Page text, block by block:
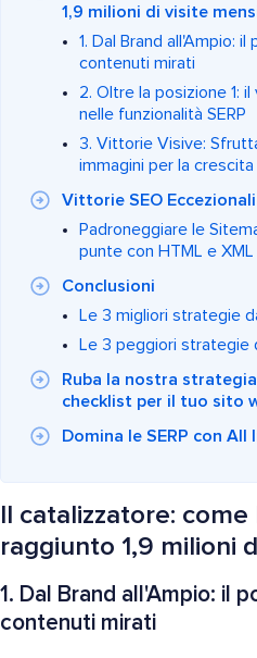
1,9 milioni di visite
1. Dal Brand all'Ampio:
contenuti mirati
2. Oltre la posizione 1:
nelle funzionalità SERP
3. Vittorie Visive:
immagini per la
Vittorie SEO Eccezionali
Padroneggiare le
punte con HTML e XML
Conclusioni
Le 3 migliori strategie
Le 3 peggiori strategie
Ruba la nostra
checklist per il tuo sito
Domina le SERP con All
Il catalizzatore:
raggiunto 1,9 milioni
1. Dal Brand all'Ampio: il
contenuti mirati